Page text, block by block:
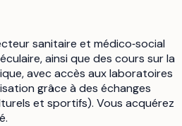
sanitaire et médico‑social
ainsi que des cours sur la
avec accès aux laboratoires
grâce à des échanges
et sportifs). Vous acquérez